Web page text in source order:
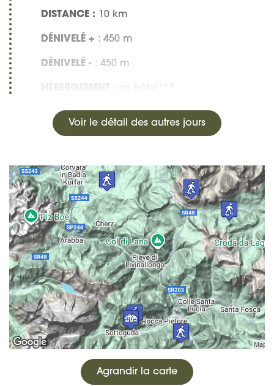
DISTANCE : 10 km
DÉNIVELÉ + : 450 m
DÉNIVELÉ - : 450 m
Voir le détail des autres jours
Agrandir la carte